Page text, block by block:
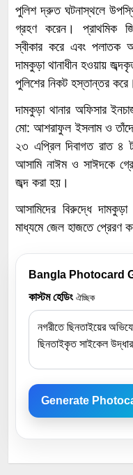
পুলিশ দ্রুত ঘটনাস্থলে
গ্রহণ করেন। প্রাথমিক
স্বীকার করে এবং পলাতক
দামকুড়া থানাধীন হওয়ায়
পুলিশের নিকট হস্তান্তর করে।
দামকুড়া থানার অফিসার
মো: আশরাফুল ইসলাম ও
২৩ এপ্রিল দিবাগত রাত ৪
আসামি নাঈম ও সাঈদকে
জব্দ করা হয়।
আসামিদের বিরুদ্ধে
মাধ্যমে জেল হাজতে প্রেরণ
Bangla Photocard
কাস্টম হেডিং ঐচ্ছিক
Generate